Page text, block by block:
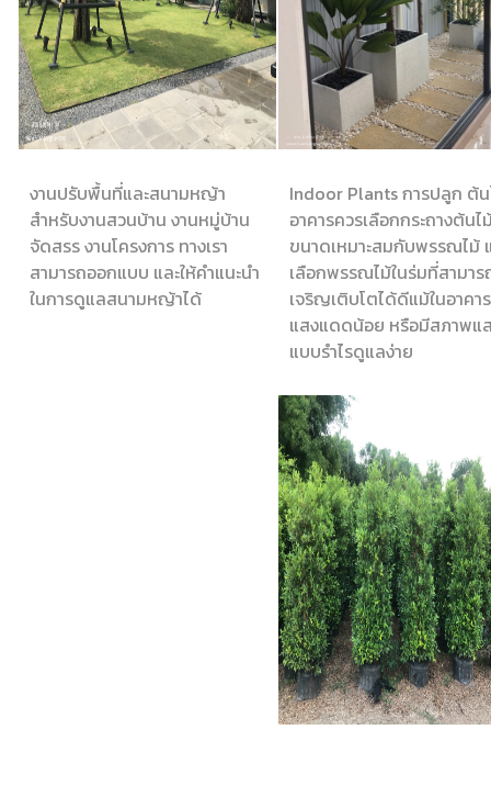
งานปรับพื้นที่และสนามหญ้า
สำหรับงานสวนบ้าน งานหมู่บ้าน
จัดสรร งานโครงการ ทางเรา
สามารถออกแบบ และให้คำแนะนำ
ในการดูแลสนามหญ้าได้
Indoor Plants การปลูก ต้น
อาคารควรเลือกกระถางต้น
ขนาดเหมาะสมกับพรรณไม้
เลือกพรรณไม้ในร่มที่สามาร
เจริญเติบโตได้ดีแม้ในอาคา
แสงแดดน้อย หรือมีสภาพแ
แบบรำไรดูแลง่าย